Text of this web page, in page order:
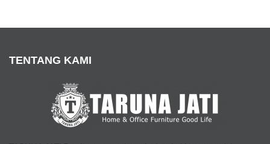
TENTANG KAMI